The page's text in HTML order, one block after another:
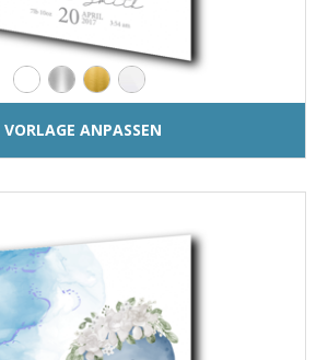
VORLAGE ANPASSEN